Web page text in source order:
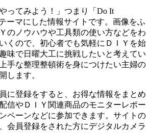
ってみよう！」つまり「Do It
ーマにした情報サイトです。画像をふ
のノウハウや工具類の使い方などをわ
くので、初心者でも気軽にＤＩＹを始
味で日曜大工に挑戦したいと考えてい
手な整理整頓術を身につけたい主婦の
します。
に登録をすると、お得な情報をまとめ
信やＤＩＹ関連商品のモニターレポー
ペーンなどに参加できます。サイトの
会員登録をされた方にデジタルカメラ